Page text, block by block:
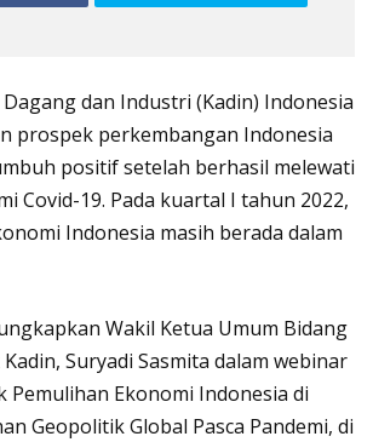
Dagang dan Industri (Kadin) Indonesia
prospek perkembangan Indonesia
positif setelah berhasil melewati
Covid-19. Pada kuartal I tahun 2022,
Indonesia masih berada dalam
Wakil Ketua Umum Bidang
Suryadi Sasmita dalam webinar
Pemulihan Ekonomi Indonesia di
Geopolitik Global Pasca Pandemi, di